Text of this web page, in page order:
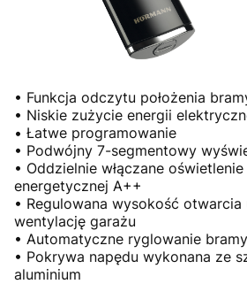
• Funkcja odczytu położenia
• Niskie zużycie energii
• Łatwe programowanie
• Podwójny 7-segmentowy
• Oddzielnie włączane
energetycznej A++
• Regulowana wysokość otwarcia
wentylację garażu
• Automatyczne ryglowanie bramy
• Pokrywa napędu wykonana ze
aluminium